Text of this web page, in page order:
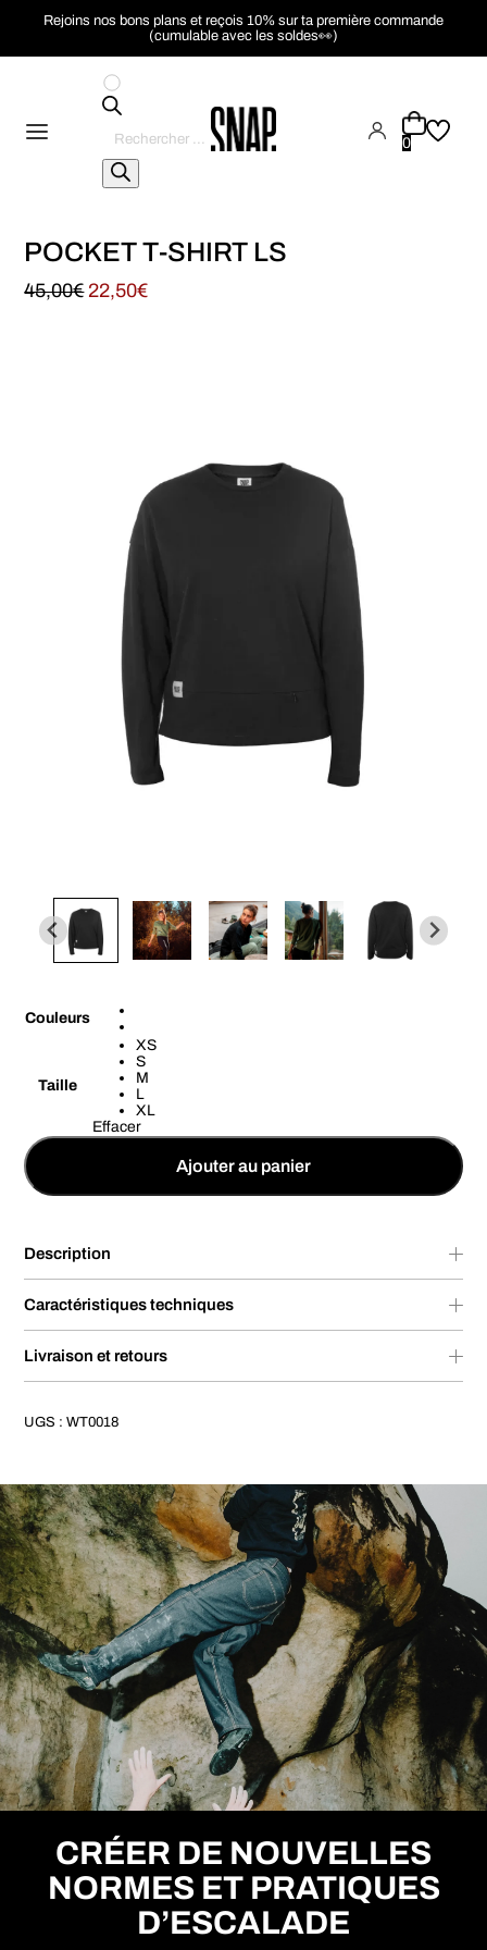
Rejoins nos bons plans et reçois 10% sur ta première commande
(cumulable avec les soldes👀)
de
produits
0
POCKET T-SHIRT LS
45,00€ 22,50€
Couleurs
Taille
XS
S
M
L
XL
Effacer
Ajouter au panier
Description
Caractéristiques techniques
Livraison et retours
UGS :WT0018
CRÉER DE NOUVELLES
NORMES ET PRATIQUES
D’ESCALADE